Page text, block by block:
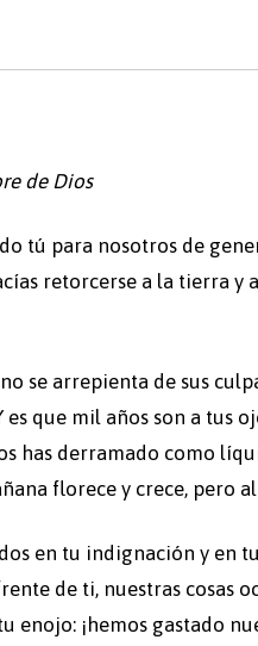
de Dios
tú para nosotros de
retorcerse a la tierra y
se arrepienta de sus
que mil años son a tus
has derramado como
florece y crece, pero al
en tu indignación y en
de ti, nuestras cosas
enojo: ¡hemos gastado